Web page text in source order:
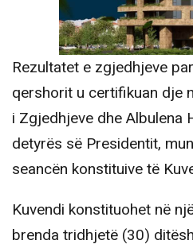
Rezultatet e zgjedhjeve
qershorit u certifikuan dje
i Zgjedhjeve dhe Albulena
detyrës së Presidentit,
seancën konstituive të
Kuvendi konstituohet në
brenda tridhjetë (30)